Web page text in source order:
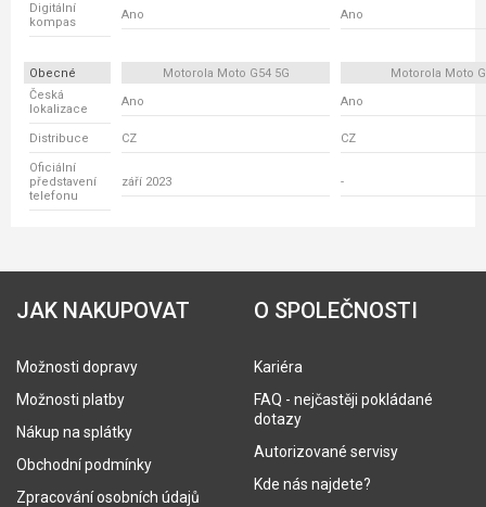
Digitální
kompas
Ano Ano
Obecné Motorola Moto G54 5G
Motorola Moto
Česká
lokalizace
Ano Ano
Distribuce CZ CZ
Oficiální
představení
telefonu
září 2023 -
JAK NAKUPOVAT
Možnosti dopravy
Možnosti platby
Nákup na splátky
Obchodní podmínky
Zpracování osobních údajů
O SPOLEČNOSTI
Kariéra
FAQ - nejčastěji pokládané
dotazy
Autorizované servisy
Kde nás najdete?